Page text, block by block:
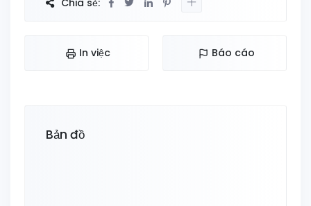
Chia sẻ:
In việc Báo cáo
Bản đồ